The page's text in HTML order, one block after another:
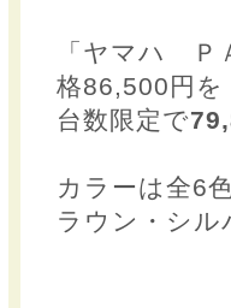
「ヤマハ Ｐ
格86,500円を
台数限定で
カラーは全6
ラウン・シル